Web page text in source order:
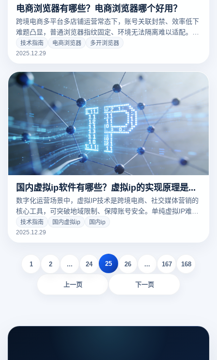
电商浏览器有哪些？电商浏览器哪个好用？
跨境电商多平台多店铺运营常态下，账号关联封禁、效率低下
难题凸显，普通浏览器指纹固定、环境无法隔离难以适配。云
登电商浏览器以安全防关联、多开稳定、运营适配核心优势破
解痛点，成从业者优选。
技术指南 电商浏览器
多开浏览器
2025.12.29
国内虚拟ip软件有哪些？虚拟ip的实现原理是什么？
数字化运营场景中，虚拟IP技术是跨境电商、社交媒体营销的
核心工具，可突破地域限制、保障账号安全。单纯虚拟IP难抗
平台风控，融合浏览器指纹隔离的方案更受欢迎，本文详解虚
拟IP实现原理，结合云登指纹浏览器功能教你构建安全高效运
技术指南 国内虚拟ip
国内ip
2025.12.29
上一页
1 2 ... 24 25 26 ... 167 168
下一页